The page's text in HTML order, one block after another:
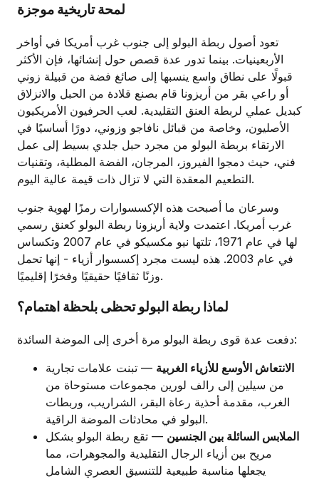
لمحة تاريخية موجزة
تعود أصول ربطة البولو إلى جنوب غرب أمريكا في أواخر
الأربعينيات. بينما تدور عدة قصص حول إنشائها، فإن الأكثر
قبولًا على نطاق واسع ينسبها إلى صائغ فضة من قبيلة زوني
أو راعي بقر من أريزونا قام بصنع قلادة من الحبل والانزلاق
كبديل عملي لربطة العنق التقليدية. لعب الحرفيون الأمريكيون
الأصليون، وخاصة من قبائل نافاجو وزوني، دورًا أساسيًا في
الارتقاء بربطة البولو من مجرد حبل جلدي بسيط إلى عمل
فني، حيث دمجوا الفيروز، المرجان، الفضة المطلية، وتقنيات
التطعيم المعقدة التي لا تزال ذات قيمة عالية اليوم.
وسرعان ما أصبحت هذه الإكسسوارات رمزًا لهوية جنوب
غرب أمريكا. اعتمدت ولاية أريزونا ربطة البولو كعنق رسمي
لها في عام 1971، تلتها نيو مكسيكو في عام 2007 وتكساس
في عام 2003. هذه ليست مجرد إكسسوار أزياء - إنها تحمل
وزنًا ثقافيًا حقيقيًا وفخرًا إقليميًا.
لماذا ربطة البولو تحظى بلحظة اهتمام؟
دفعت عدة قوى ربطة البولو مرة أخرى إلى الموضة السائدة:
الانتعاش الأوسع للأزياء الغربية — تبنت علامات تجارية
من سيلين إلى رالف لورين مجموعات مستوحاة من
الغرب، مقدمة أحذية رعاة البقر، الشراريب، وربطات
البولو في محادثات الموضة الراقية.
الملابس السائلة بين الجنسين — تقع ربطة البولو بشكل
مريح بين أزياء الرجال التقليدية والمجوهرات، مما
يجعلها مناسبة طبيعية للتنسيق العصري الشامل